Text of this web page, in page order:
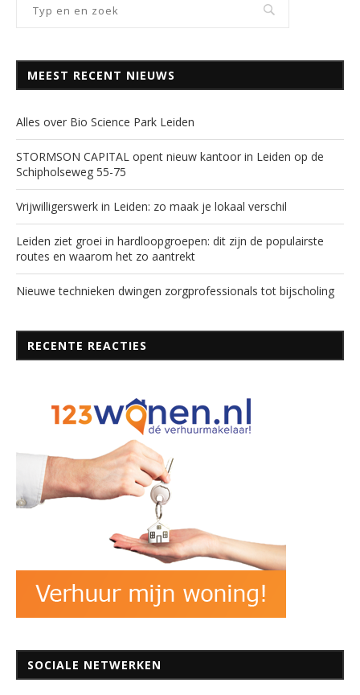
MEEST RECENT NIEUWS
Alles over Bio Science Park Leiden
STORMSON CAPITAL opent nieuw kantoor in Leiden op de
Schipholseweg 55-75
Vrijwilligerswerk in Leiden: zo maak je lokaal verschil
Leiden ziet groei in hardloopgroepen: dit zijn de populairste
routes en waarom het zo aantrekt
Nieuwe technieken dwingen zorgprofessionals tot bijscholing
RECENTE REACTIES
SOCIALE NETWERKEN